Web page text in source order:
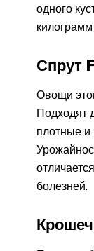
одного
Спрут
Овощи
Подходят
плотные и
болезней.